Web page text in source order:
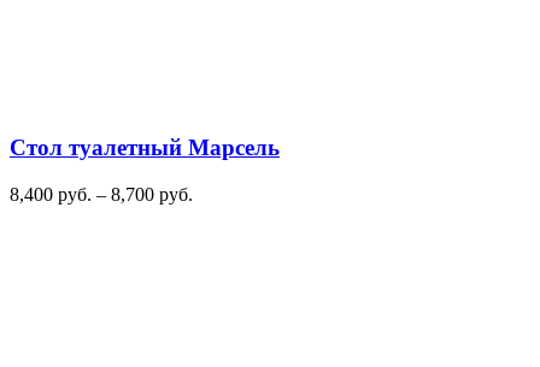
Стол туалетный Марсель
8,400 руб. – 8,700 руб.